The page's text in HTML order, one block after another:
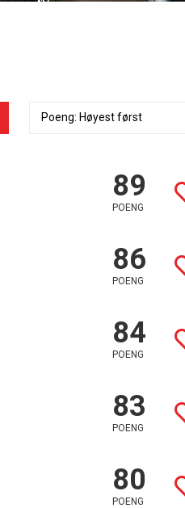
89
POENG
86
POENG
84
POENG
83
POENG
80
POENG